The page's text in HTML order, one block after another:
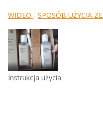
WIDEO - SPOSÓB UŻYCIA
Instrukcja użycia